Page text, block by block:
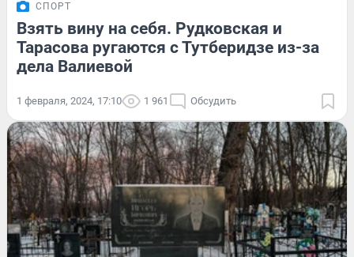
СПОРТ
Взять вину на себя. Рудковская и
Тарасова ругаются с Тутберидзе из-за
дела Валиевой
1 февраля, 2024, 17:10 1 961 Обсудить